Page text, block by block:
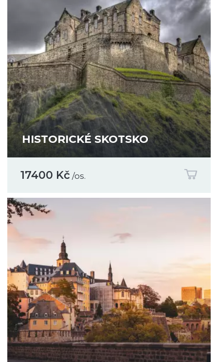
HISTORICKÉ SKOTSKO
17400 Kč /os.